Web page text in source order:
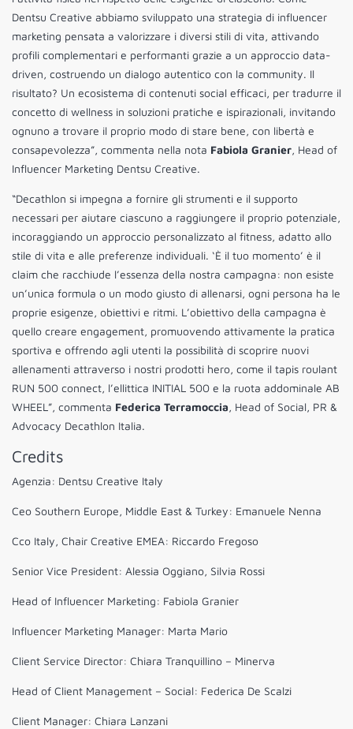
Dentsu Creative abbiamo sviluppato una strategia di influencer
marketing pensata a valorizzare i diversi stili di vita, attivando
profili complementari e performanti grazie a un approccio data-
driven, costruendo un dialogo autentico con la community. Il
risultato? Un ecosistema di contenuti social efficaci, per tradurre il
concetto di wellness in soluzioni pratiche e ispirazionali, invitando
ognuno a trovare il proprio modo di stare bene, con libertà e
consapevolezza”, commenta nella nota Fabiola Granier, Head of
Influencer Marketing Dentsu Creative.
“Decathlon si impegna a fornire gli strumenti e il supporto
necessari per aiutare ciascuno a raggiungere il proprio potenziale,
incoraggiando un approccio personalizzato al fitness, adatto allo
stile di vita e alle preferenze individuali. ‘È il tuo momento’ è il
claim che racchiude l’essenza della nostra campagna: non esiste
un’unica formula o un modo giusto di allenarsi, ogni persona ha le
proprie esigenze, obiettivi e ritmi. L’obiettivo della campagna è
quello creare engagement, promuovendo attivamente la pratica
sportiva e offrendo agli utenti la possibilità di scoprire nuovi
allenamenti attraverso i nostri prodotti hero, come il tapis roulant
RUN 500 connect, l’ellittica INITIAL 500 e la ruota addominale AB
WHEEL”, commenta Federica Terramoccia, Head of Social, PR &
Advocacy Decathlon Italia.
Credits
Agenzia: Dentsu Creative Italy
Ceo Southern Europe, Middle East & Turkey: Emanuele Nenna
Cco Italy, Chair Creative EMEA: Riccardo Fregoso
Senior Vice President: Alessia Oggiano, Silvia Rossi
Head of Influencer Marketing: Fabiola Granier
Influencer Marketing Manager: Marta Mario
Client Service Director: Chiara Tranquillino – Minerva
Head of Client Management – Social: Federica De Scalzi
Client Manager: Chiara Lanzani